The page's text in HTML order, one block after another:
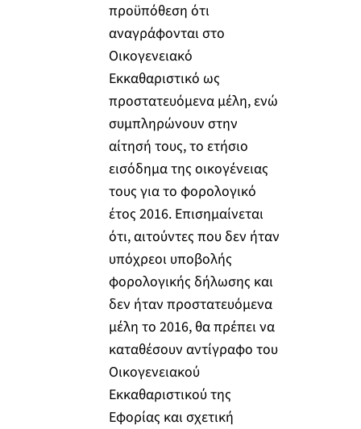
προϋπόθεση ότι
αναγράφονται στο
Οικογενειακό
Εκκαθαριστικό ως
προστατευόμενα μέλη, ενώ
συμπληρώνουν στην
αίτησή τους, το ετήσιο
εισόδημα της οικογένειας
τους για το φορολογικό
έτος 2016. Επισημαίνεται
ότι, αιτούντες που δεν ήταν
υπόχρεοι υποβολής
φορολογικής δήλωσης και
δεν ήταν προστατευόμενα
μέλη το 2016, θα πρέπει να
καταθέσουν αντίγραφο του
Οικογενειακού
Εκκαθαριστικού της
Εφορίας και σχετική